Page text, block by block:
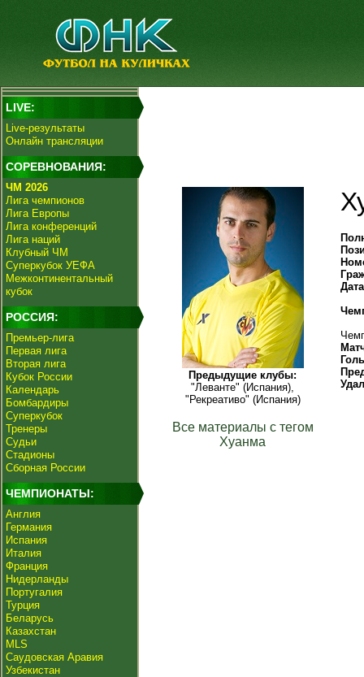
LIVE:
Live-результаты
Онлайн трансляции
СОРЕВНОВАНИЯ:
ЧМ 2026
Лига чемпионов
Лига Европы
Лига конференций
Лига наций
Клубный ЧМ
Суперкубок УЕФА
Межконтинентальный
кубок
РОССИЯ:
Премьер-лига
Первая лига
Вторая лига
Кубок России
Календарь
Бомбардиры
Суперкубок
Тренеры
Судьи
Стадионы
Сборная России
ЧЕМПИОНАТЫ:
Англия
Германия
Испания
Италия
Франция
Нидерланды
Португалия
Турция
Беларусь
Казахстан
MLS
Саудовская Аравия
Узбекистан
Предыдущие клубы:
"Леванте" (Испания),
"Рекреативо" (Испания)
Все материалы с тегом
Хуанма